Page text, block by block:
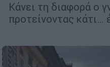
Κάνει τη διαφορά ο
προτείνοντας κάτι…